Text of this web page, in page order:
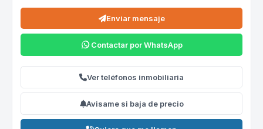
Enviar mensaje
Contactar por WhatsApp
Ver teléfonos inmobiliaria
Avisame si baja de precio